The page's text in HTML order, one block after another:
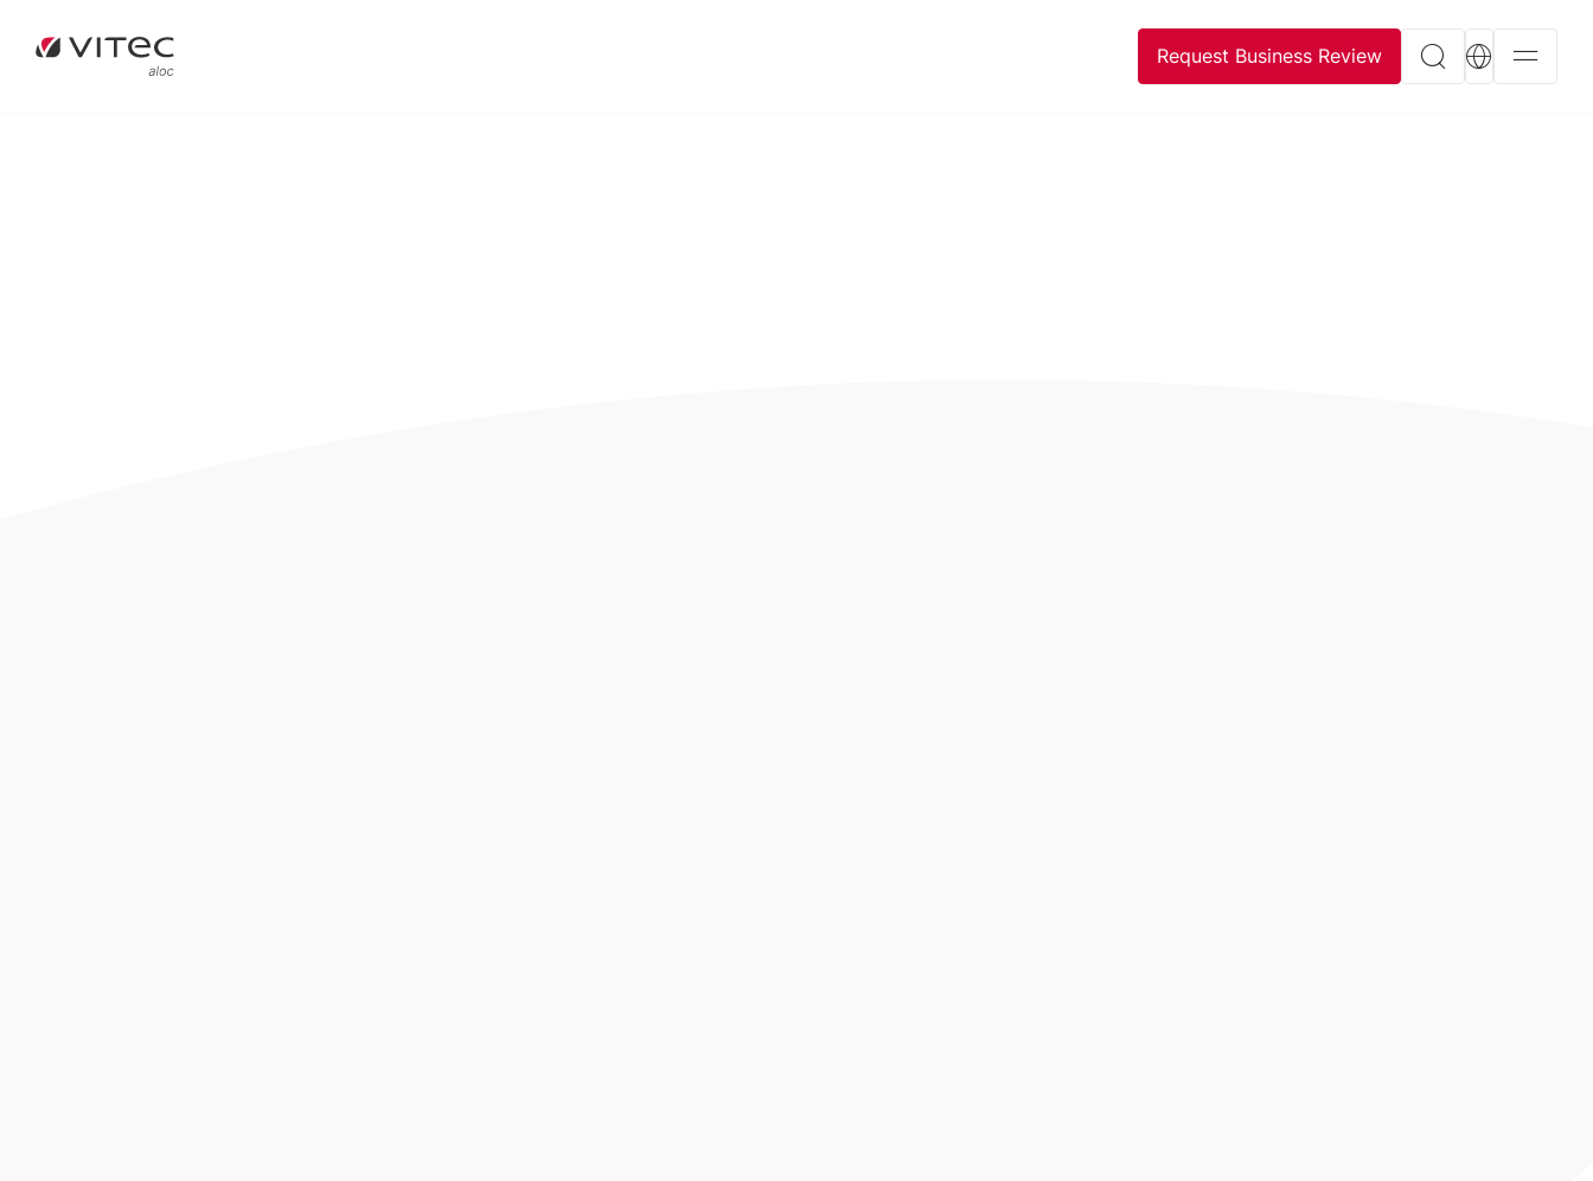
Request Business Review